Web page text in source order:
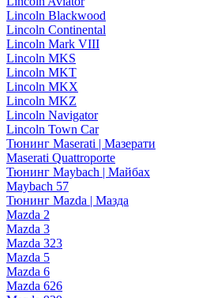
Lincoln Blackwood
Lincoln Continental
Lincoln Mark VIII
Lincoln MKS
Lincoln MKT
Lincoln MKX
Lincoln MKZ
Lincoln Navigator
Lincoln Town Car
Тюнинг Maserati | Мазерати
Maserati Quattroporte
Тюнинг Maybach | Майбах
Maybach 57
Тюнинг Mazda | Мазда
Mazda 2
Mazda 3
Mazda 323
Mazda 5
Mazda 6
Mazda 626